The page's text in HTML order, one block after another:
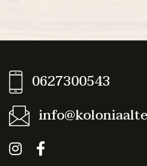
0627300543